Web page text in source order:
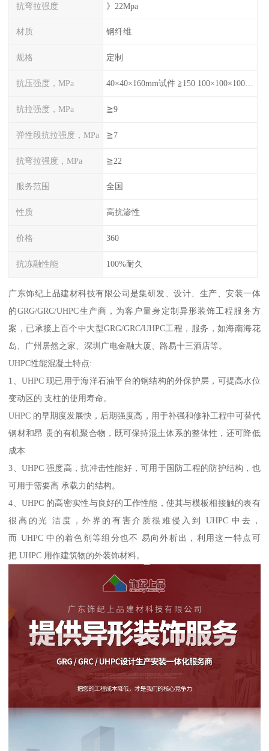
抗弯拉强度 》22Mpa
材质 钢纤维
规格 定制
抗压强度，MPa 40×40×160mm试件 ≧150 100×100×100mm试件≧120
抗拉强度，MPa ≧9
弹性段抗拉强度，MPa ≧7
抗弯拉强度，MPa ≧22
服务范围 全国
性质 高抗渗性
价格 360
抗冻融性能 100%耐久
广东饰纪上品建材科技有限公司是集研发、设计、生产、安装一体
的GRG/GRC/UHPC生产商，为客户量身定制异形装饰工程服务方
案，已承接上百个中大型GRG/GRC/UHPC工程，服务，如海南海花
岛、广州居然之家、深圳广电金融大厦、路易十三酒店等。
UHPC性能混凝土特点:
1、UHPC 现已用于海洋石油平台的钢结构的外保护层，可提高水位
变动区的 支柱的使用寿命。
UHPC 的早期度发展快，后期强度高，用于补强和修补工程中可替代
钢材和昂 贵的有机聚合物，既可保持混土体系的整体性，还可降低
成本
3、UHPC 强度高，抗冲击性能好，可用于国防工程的防护结构，也
可用于需要高 承载力的结构。
4、UHPC 的高密实性与良好的工作性能，使其与模板相接触的表有
很高的光 洁度，外界的有害介质很难侵入到 UHPC 中去，
而 UHPC 中的着色剂等组分也不 易向外析出，利用这一特点可
把 UHPC 用作建筑物的外装饰材料。